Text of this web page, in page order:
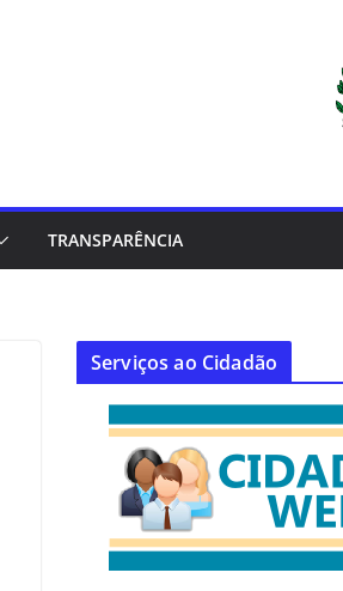
TRANSPARÊNCIA
Serviços ao Cidadão